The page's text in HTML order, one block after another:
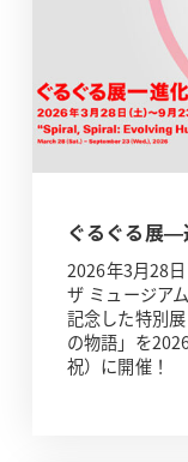
ぐるぐる展—
2026年3月28
ザ ミュージア
記念した特別
の物語」を
祝）に開催！